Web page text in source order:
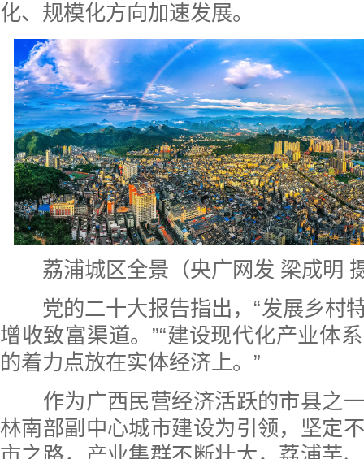
化、规模化方向加速发展。
荔浦城区全景（央广网发 梁成明
党的二十大报告指出，“发展乡村
增收致富渠道。”“建设现代化产业体
的着力点放在实体经济上。”
作为广西民营经济活跃的市县之一
林南部副中心城市建设为引领，坚定